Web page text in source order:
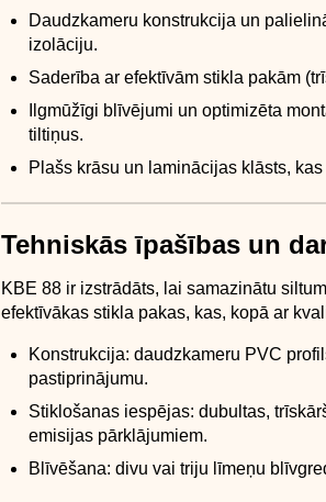
Daudzkameru konstrukcija un
izolāciju.
Saderība ar efektīvām stikla pakām
Ilgmūžīgi blīvējumi un optimizēta
tiltiņus.
Plašs krāsu un laminācijas klāsts,
Tehniskās īpašības un
KBE 88 ir izstrādāts, lai samazinātu
efektīvākas stikla pakas, kas, kopā ar
Konstrukcija: daudzkameru PVC
pastiprinājumu.
Stiklošanas iespējas: dubultas,
emisijas pārklājumiem.
Blīvēšana: divu vai triju līmeņu